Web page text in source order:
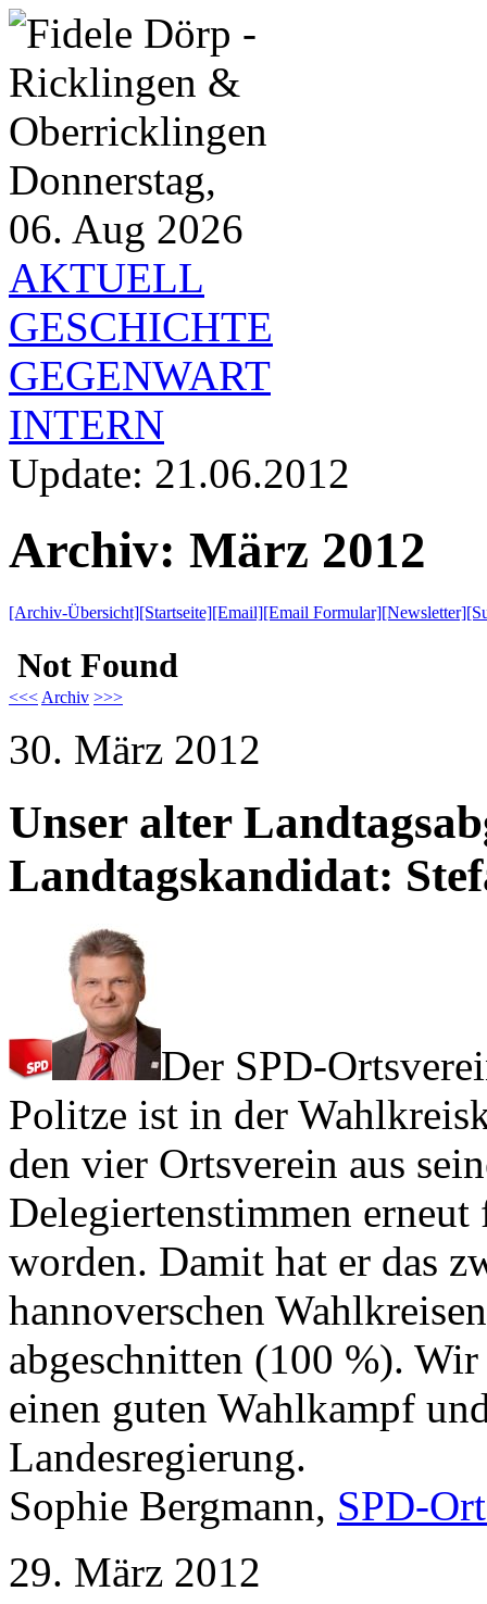
Donnerstag,
06. Aug 2026
AKTUELL
GESCHICHTE
GEGENWART
INTERN
Update: 21.06.2012
Archiv: März 2012
[Archiv-Übersicht][Startseite][Email][Email Formular][Newsletter]
<<< Archiv >>>
30. März 2012
Unser alter
Landtagskandidat:
Der SPD-
Politze ist in der
den vier Ortsverein aus
Delegiertenstimmen
worden. Damit hat er das
hannoverschen
abgeschnitten (100 %).
einen guten Wahlkampf
Landesregierung.
Sophie Bergmann, SPD-
29. März 2012